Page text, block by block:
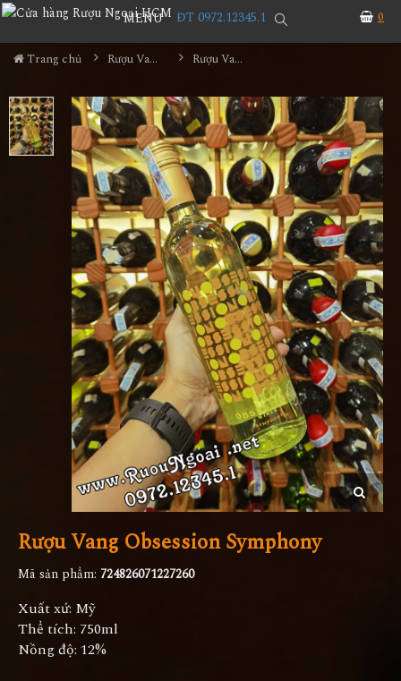
0
MENU ĐT 0972.12345.1
Trang chủ Rượu Vang Rượu Vang Obsession Symphony
Rượu Vang Obsession Symphony
Mã sản phẩm: 724826071227260
Xuất xứ: Mỹ
Thể tích: 750ml
Nồng độ: 12%